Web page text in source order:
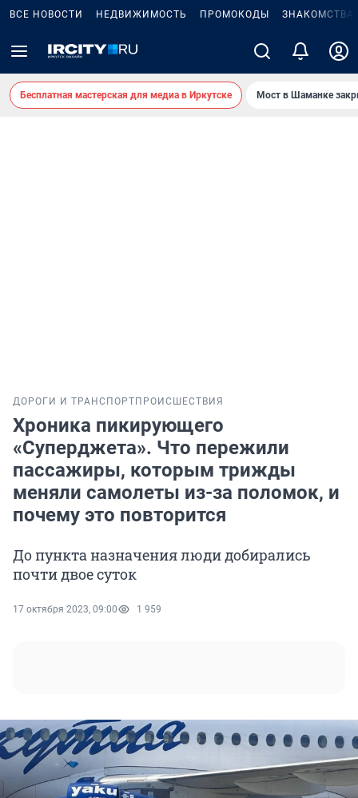
ВСЕ НОВОСТИ НЕДВИЖИМОСТЬ ПРОМОКОДЫ ЗНАКОМСТВА
Бесплатная мастерская для медиа в Иркутске Мост в Шаманке
ДОРОГИ И ТРАНСПОРТ ПРОИСШЕСТВИЯ
Хроника пикирующего
«Суперджета». Что пережили
пассажиры, которым трижды
меняли самолеты из-за поломок, и
почему это повторится
До пункта назначения люди добирались
почти двое суток
17 октября 2023, 09:00 1 959